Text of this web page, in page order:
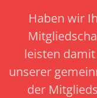
Haben wir
leisten
unserer
der